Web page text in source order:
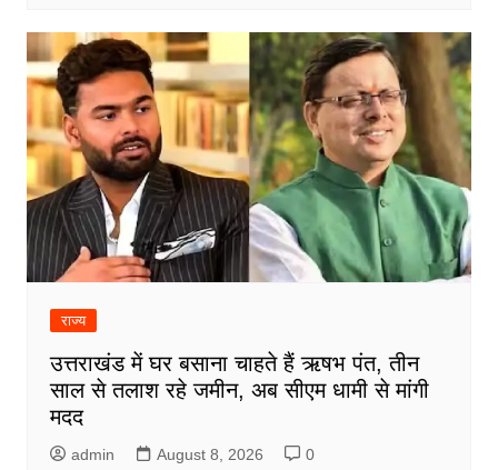
राज्य
उत्तराखंड में घर बसाना चाहते हैं ऋषभ पंत, तीन
साल से तलाश रहे जमीन, अब सीएम धामी से मांगी
मदद
admin August 8, 2026 0